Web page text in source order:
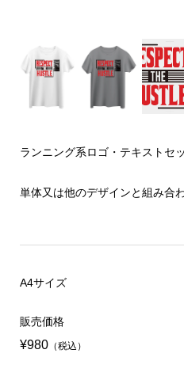
ランニング系ロゴ・テキストセ
単体又は他のデザインと組み合
A4サイズ
販売価格
¥980（税込）